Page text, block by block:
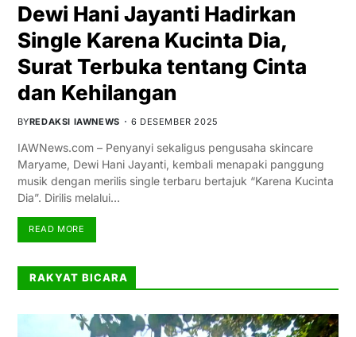
Dewi Hani Jayanti Hadirkan
Single Karena Kucinta Dia,
Surat Terbuka tentang Cinta
dan Kehilangan
BYREDAKSI IAWNEWS 6 DESEMBER 2025
IAWNews.com – Penyanyi sekaligus pengusaha skincare
Maryame, Dewi Hani Jayanti, kembali menapaki panggung
musik dengan merilis single terbaru bertajuk “Karena Kucinta
Dia”. Dirilis melalui…
READ MORE
RAKYAT BICARA